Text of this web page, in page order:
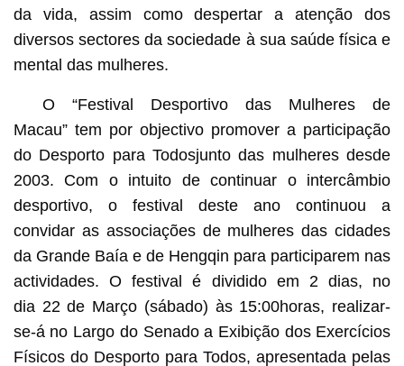
da vida, assim como despertar a atenção dos
diversos sectores da sociedade à sua saúde física e
mental das mulheres.
O “Festival Desportivo das Mulheres de
Macau” tem por objectivo promover a participação
do Desporto para Todosjunto das mulheres desde
2003. Com o intuito de continuar o intercâmbio
desportivo, o festival deste ano continuou a
convidar as associações de mulheres das cidades
da Grande Baía e de Hengqin para participarem nas
actividades. O festival é dividido em 2 dias, no
dia 22 de Março (sábado) às 15:00horas, realizar-
se-á no Largo do Senado a Exibição dos Exercícios
Físicos do Desporto para Todos, apresentada pelas